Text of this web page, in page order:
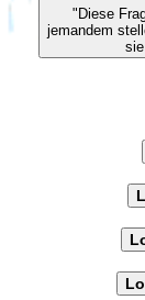
"Diese Frage
jemandem